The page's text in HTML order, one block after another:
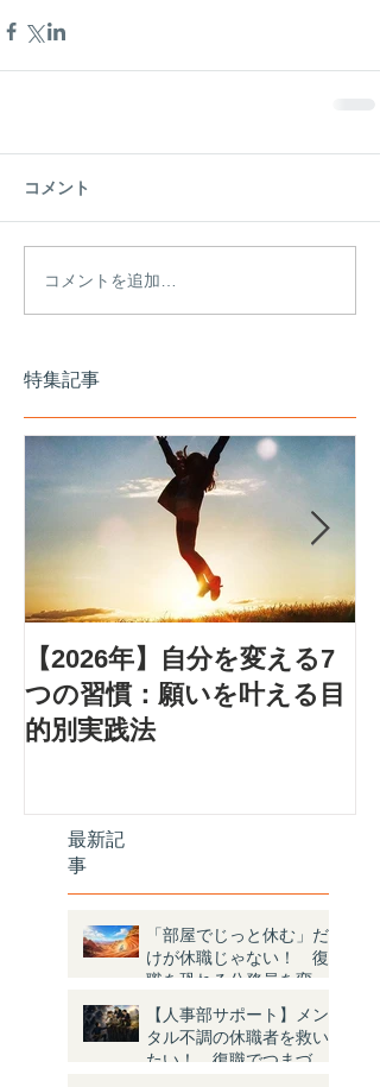
コメント
コメントを追加…
特集記事
【2026年】自分を変える7
つの習慣：願いを叶える目
的別実践法
最新記
事
「部屋でじっと休む」だ
けが休職じゃない！ 復
職を恐れる公務員を変え
た「ナニソレ？」体験と
は
【人事部サポート】メン
タル不調の休職者を救い
たい！ 復職でつまづく